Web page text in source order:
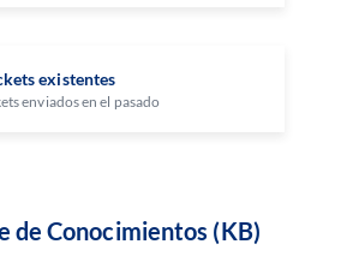
existentes
enviados en el pasado
de Conocimientos (KB)